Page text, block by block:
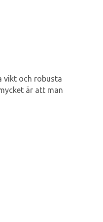
vikt och robusta
är att man